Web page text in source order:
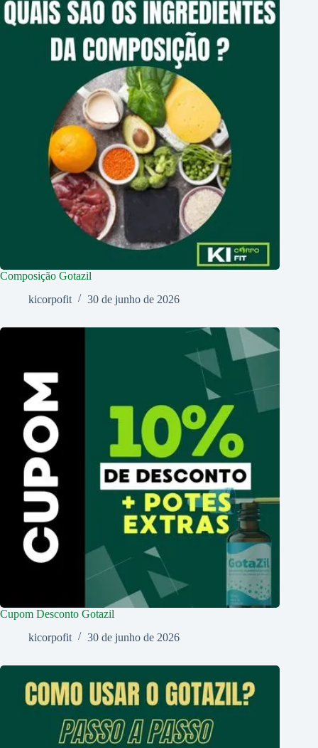
Composição Gotazil
kicorpofit
30 de junho de 2026
Cupom Desconto Gotazil
kicorpofit
30 de junho de 2026